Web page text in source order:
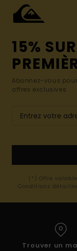
15%
Abonnez-vous
offres exclusives.
(*) Offre
Conditions
Trouver un